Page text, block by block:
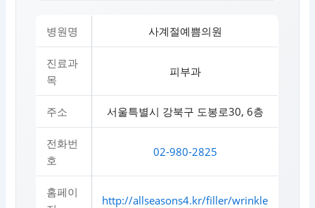
병원명 사계절예쁨의원
진료과
목
피부과
주소 서울특별시 강북구 도봉로30, 6층
전화번
호
02-980-2825
홈페이
http://allseasons4.kr/filler/wrinkle